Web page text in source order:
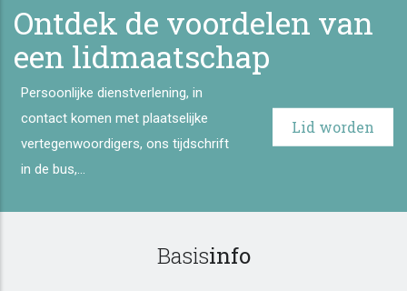
Ontdek de voordelen van
een lidmaatschap
Persoonlijke dienstverlening, in
contact komen met plaatselijke
vertegenwoordigers, ons tijdschrift
in de bus,...
Lid worden
Basisinfo